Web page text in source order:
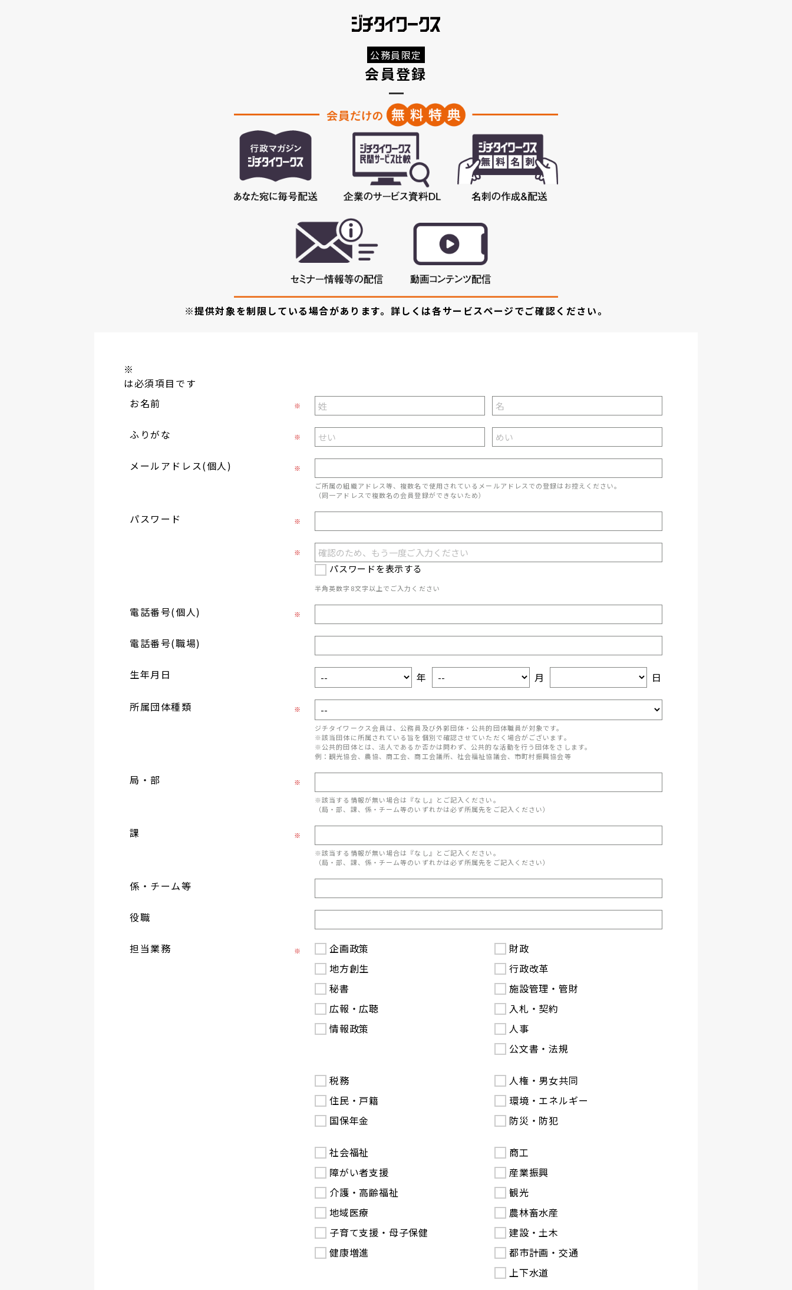
公務員限定
会員登録
※提供対象を制限している場合があります。詳しくは各サービスページでご確認ください。
※
は必須項目です
お名前
※
ふりがな ※
メールアドレス(個人)
※
ご所属の組織アドレス等、複数名で使用されているメールアドレスでの登録はお控えください。
（同一アドレスで複数名の会員登録ができないため）
パスワード ※
※
パスワードを表示する
半角英数字8文字以上でご入力ください
電話番号(個人) ※
電話番号(職場)
生年月日 年 月 日
所属団体種類
※
ジチタイワークス会員は、公務員及び外郭団体・公共的団体職員が対象です。
※該当団体に所属されている旨を個別で確認させていただく場合がございます。
※公共的団体とは、法人であるか否かは問わず、公共的な活動を行う団体をさします。
例：観光協会、農協、商工会、商工会議所、社会福祉協議会、市町村振興協会等
局・部
※
※該当する情報が無い場合は『なし』とご記入ください。
（局・部、課、係・チーム等のいずれかは必ず所属先をご記入ください）
課
※
※該当する情報が無い場合は『なし』とご記入ください。
（局・部、課、係・チーム等のいずれかは必ず所属先をご記入ください）
係・チーム等
役職
担当業務 ※
企画政策
地方創生
秘書
広報・広聴
情報政策
財政
行政改革
施設管理・管財
入札・契約
人事
公文書・法規
税務
住民・戸籍
国保年金
人権・男女共同
環境・エネルギー
防災・防犯
社会福祉
障がい者支援
介護・高齢福祉
地域医療
子育て支援・母子保健
健康増進
商工
産業振興
観光
農林畜水産
建設・土木
都市計画・交通
上下水道